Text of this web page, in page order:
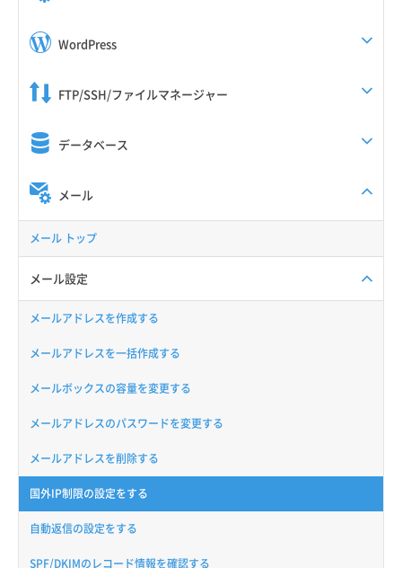
WordPress
FTP/SSH/ファイルマネージャー
データベース
メール
メール トップ
メール設定
メールアドレスを作成する
メールアドレスを一括作成する
メールボックスの容量を変更する
メールアドレスのパスワードを変更する
メールアドレスを削除する
国外IP制限の設定をする
自動返信の設定をする
SPF/DKIMのレコード情報を確認する